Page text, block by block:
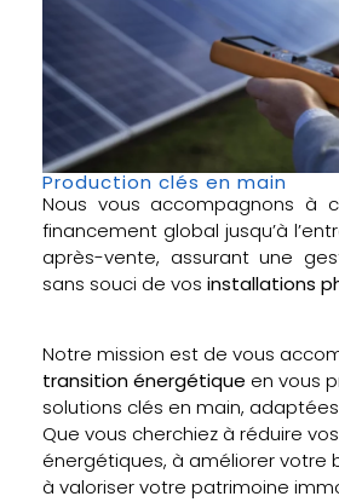
Production clés en main
Nous vous accompagnons à
financement global jusqu’à
après-vente, assurant une
sans souci de vos installations
Notre mission est de vous
transition énergétique en vous
solutions clés en main,
Que vous cherchiez à réduire
énergétiques, à améliorer votre
à valoriser votre patrimoine